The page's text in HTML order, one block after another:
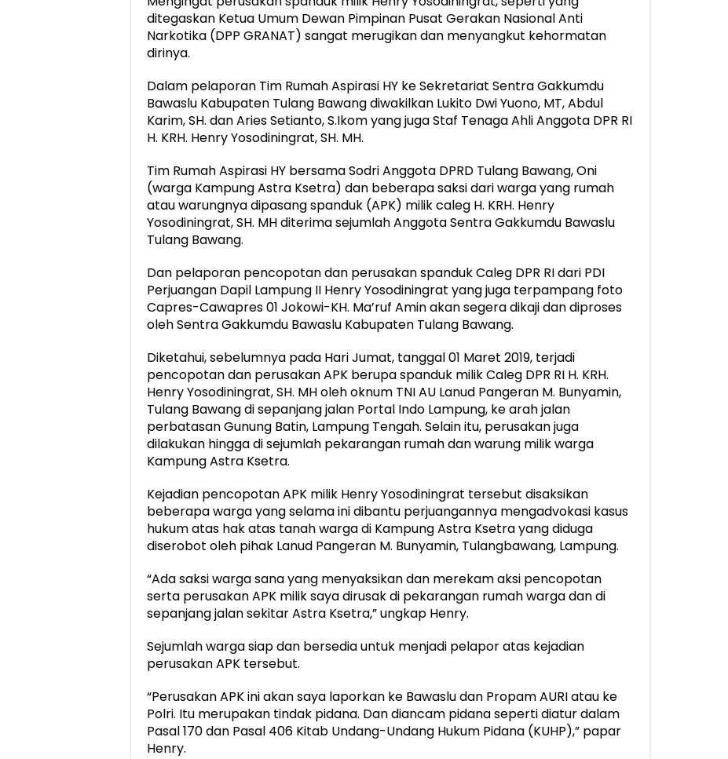
ditegaskan Ketua Umum Dewan Pimpinan Pusat Gerakan Nasional Anti
Narkotika (DPP GRANAT) sangat merugikan dan menyangkut kehormatan
dirinya.
Dalam pelaporan Tim Rumah Aspirasi HY ke Sekretariat Sentra Gakkumdu
Bawaslu Kabupaten Tulang Bawang diwakilkan Lukito Dwi Yuono, MT, Abdul
Karim, SH. dan Aries Setianto, S.Ikom yang juga Staf Tenaga Ahli Anggota DPR RI
H. KRH. Henry Yosodiningrat, SH. MH.
Tim Rumah Aspirasi HY bersama Sodri Anggota DPRD Tulang Bawang, Oni
(warga Kampung Astra Ksetra) dan beberapa saksi dari warga yang rumah
atau warungnya dipasang spanduk (APK) milik caleg H. KRH. Henry
Yosodiningrat, SH. MH diterima sejumlah Anggota Sentra Gakkumdu Bawaslu
Tulang Bawang.
Dan pelaporan pencopotan dan perusakan spanduk Caleg DPR RI dari PDI
Perjuangan Dapil Lampung II Henry Yosodiningrat yang juga terpampang foto
Capres-Cawapres 01 Jokowi-KH. Ma’ruf Amin akan segera dikaji dan diproses
oleh Sentra Gakkumdu Bawaslu Kabupaten Tulang Bawang.
Diketahui, sebelumnya pada Hari Jumat, tanggal 01 Maret 2019, terjadi
pencopotan dan perusakan APK berupa spanduk milik Caleg DPR RI H. KRH.
Henry Yosodiningrat, SH. MH oleh oknum TNI AU Lanud Pangeran M. Bunyamin,
Tulang Bawang di sepanjang jalan Portal Indo Lampung, ke arah jalan
perbatasan Gunung Batin, Lampung Tengah. Selain itu, perusakan juga
dilakukan hingga di sejumlah pekarangan rumah dan warung milik warga
Kampung Astra Ksetra.
Kejadian pencopotan APK milik Henry Yosodiningrat tersebut disaksikan
beberapa warga yang selama ini dibantu perjuangannya mengadvokasi kasus
hukum atas hak atas tanah warga di Kampung Astra Ksetra yang diduga
diserobot oleh pihak Lanud Pangeran M. Bunyamin, Tulangbawang, Lampung.
“Ada saksi warga sana yang menyaksikan dan merekam aksi pencopotan
serta perusakan APK milik saya dirusak di pekarangan rumah warga dan di
sepanjang jalan sekitar Astra Ksetra,” ungkap Henry.
Sejumlah warga siap dan bersedia untuk menjadi pelapor atas kejadian
perusakan APK tersebut.
“Perusakan APK ini akan saya laporkan ke Bawaslu dan Propam AURI atau ke
Polri. Itu merupakan tindak pidana. Dan diancam pidana seperti diatur dalam
Pasal 170 dan Pasal 406 Kitab Undang-Undang Hukum Pidana (KUHP),” papar
Henry.